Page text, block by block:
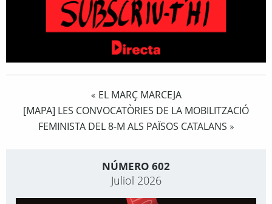
« EL MARÇ MARCEJA
[MAPA] LES CONVOCATÒRIES DE LA MOBILITZACIÓ
FEMINISTA DEL 8-M ALS PAÏSOS CATALANS »
NÚMERO 602
Juliol 2026